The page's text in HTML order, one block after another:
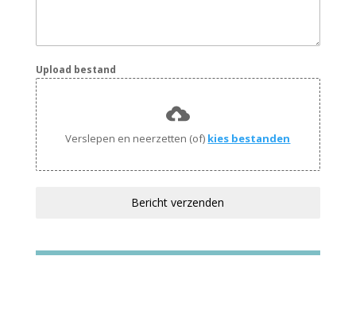
Upload bestand
Verslepen en neerzetten (of) kies bestanden
Bericht verzenden